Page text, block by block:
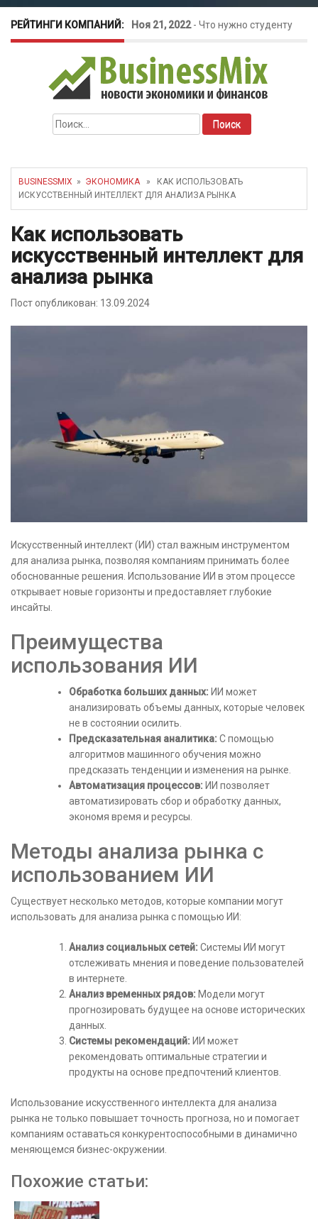
РЕЙТИНГИ КОМПАНИЙ: Ноя 21, 2022- Что нужно студенту
для открытия бизнеса?
Окт 26, 2022-Телефония для
amoCRM: лучшие инструменты для
бизнеса
Май 16, 2022
как защитить свой бизнес?
Найти:
BUSINESSMIX » ЭКОНОМИКА» КАК ИСПОЛЬЗОВАТЬ
ИСКУССТВЕННЫЙ ИНТЕЛЛЕКТ ДЛЯ АНАЛИЗА РЫНКА
Как использовать
искусственный интеллект для
анализа рынка
Пост опубликован: 13.09.2024
Искусственный интеллект (ИИ) стал важным инструментом
для анализа рынка, позволяя компаниям принимать более
обоснованные решения. Использование ИИ в этом процессе
открывает новые горизонты и предоставляет глубокие
инсайты.
Преимущества
использования ИИ
Обработка больших данных: ИИ может
анализировать объемы данных, которые человек
не в состоянии осилить.
Предсказательная аналитика: С помощью
алгоритмов машинного обучения можно
предсказать тенденции и изменения на рынке.
Автоматизация процессов: ИИ позволяет
автоматизировать сбор и обработку данных,
экономя время и ресурсы.
Методы анализа рынка с
использованием ИИ
Существует несколько методов, которые компании могут
использовать для анализа рынка с помощью ИИ:
Анализ социальных сетей: Системы ИИ могут
отслеживать мнения и поведение пользователей
в интернете.
Анализ временных рядов: Модели могут
прогнозировать будущее на основе исторических
данных.
Системы рекомендаций: ИИ может
рекомендовать оптимальные стратегии и
продукты на основе предпочтений клиентов.
Использование искусственного интеллекта для анализа
рынка не только повышает точность прогноза, но и помогает
компаниям оставаться конкурентоспособными в динамично
меняющемся бизнес-окружении.
Похожие статьи: